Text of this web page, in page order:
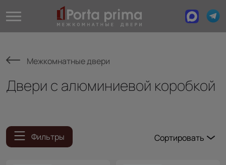
Межкомнатные двери
Двери с алюминиевой коробкой
Фильтры
Сортировать